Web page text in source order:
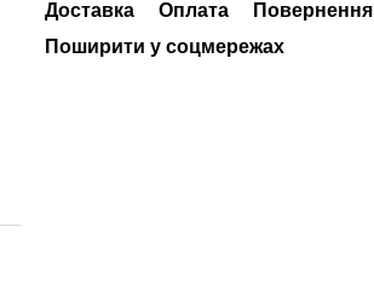
Доставка Оплата
Повернення
Поширити у соцмережах